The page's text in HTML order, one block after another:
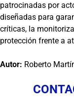
patrocinadas por
diseñadas para
críticas, la
protección frente a
Autor: Roberto